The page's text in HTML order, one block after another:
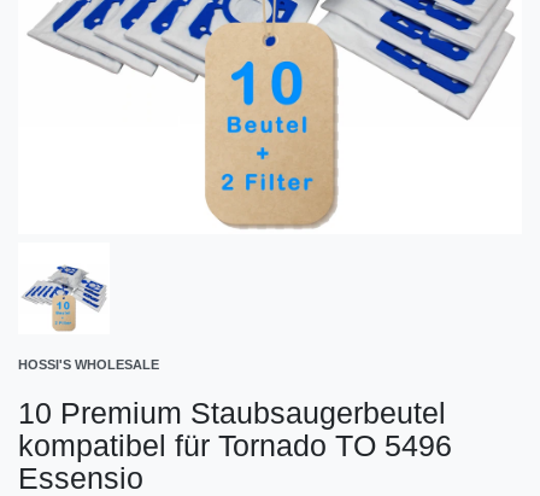
HOSSI'S WHOLESALE
10 Premium Staubsaugerbeutel
kompatibel für Tornado TO 5496
Essensio